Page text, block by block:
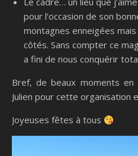
pour l’occasion de son
montagnes enneigées
côtés. Sans compter ce
a fini de nous conquérir
Bref, de beaux moments en
Julien pour cette organisation
Joyeuses fêtes à tous